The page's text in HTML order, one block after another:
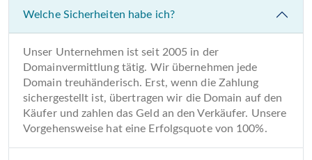
Welche Sicherheiten habe ich?
Unser Unternehmen ist seit 2005 in der
Domainvermittlung tätig. Wir übernehmen jede
Domain treuhänderisch. Erst, wenn die Zahlung
sichergestellt ist, übertragen wir die Domain auf den
Käufer und zahlen das Geld an den Verkäufer. Unsere
Vorgehensweise hat eine Erfolgsquote von 100%.